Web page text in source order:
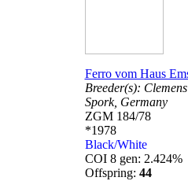
Ferro vom Haus
Breeder(s):
Spork, Germany
ZGM 184/78
*1978
Black/White
COI 8 gen: 2.424%
Offspring: 44